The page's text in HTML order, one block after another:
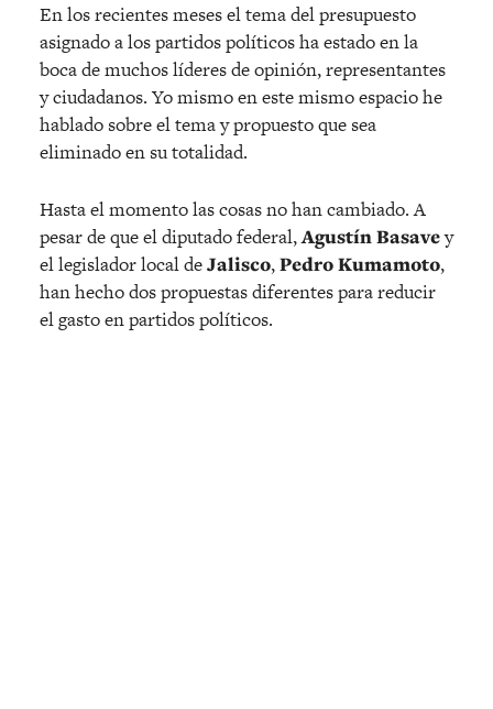
En los recientes meses el tema del presupuesto
asignado a los partidos políticos ha estado en la
boca de muchos líderes de opinión, representantes
y ciudadanos. Yo mismo en este mismo espacio he
hablado sobre el tema y propuesto que sea
eliminado en su totalidad.
Hasta el momento las cosas no han cambiado. A
pesar de que el diputado federal,Agustín Basavey
el legislador local deJalisco,Pedro Kumamoto,
han hecho dos propuestas diferentes para reducir
el gasto en partidos políticos.